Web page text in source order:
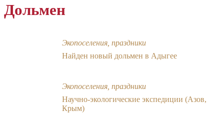
Дольмен
Экопоселения, праздники
Найден новый дольмен в Адыгее
Экопоселения, праздники
Научно-экологические экспедиции (Азов,
Крым)